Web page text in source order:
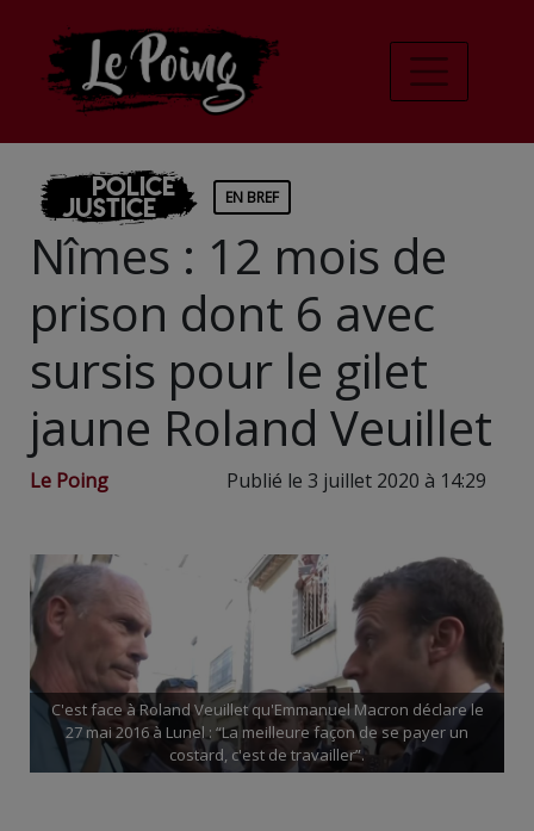
Police
Justice EN BREF
Nîmes : 12 mois de
prison dont 6 avec
sursis pour le gilet
jaune Roland Veuillet
Le Poing Publié le 3 juillet 2020 à 14:29
C'est face à Roland Veuillet qu'Emmanuel Macron déclare le
27 mai 2016 à Lunel : “La meilleure façon de se payer un
costard, c'est de travailler”.